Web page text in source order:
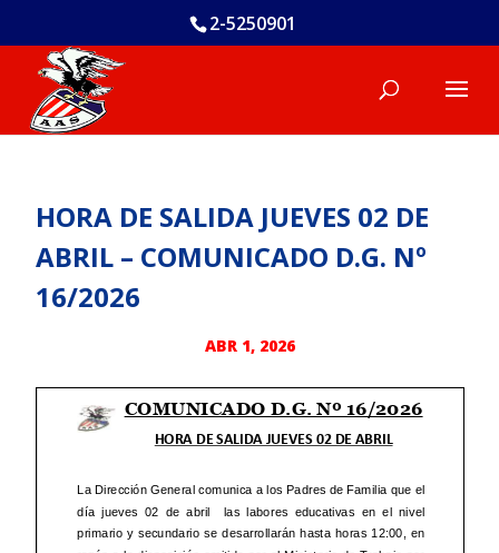
2-5250901
HORA DE SALIDA JUEVES 02 DE
ABRIL – COMUNICADO D.G. Nº
16/2026
ABR 1, 2026